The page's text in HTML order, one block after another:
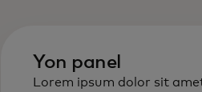
Yon panel
Lorem ipsum dolor sit